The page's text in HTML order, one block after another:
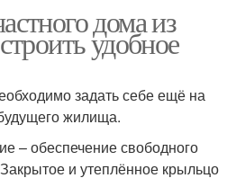
дома из
удобное
задать себе ещё на
жилища.
– обеспечение свободного
и утеплённое крыльцо